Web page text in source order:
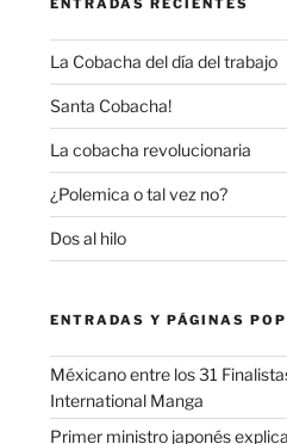
ENTRADAS RECIENTES
La Cobacha del día del trabajo
Santa Cobacha!
La cobacha revolucionaria
¿Polemica o tal vez no?
Dos al hilo
ENTRADAS Y PÁGINAS
Méxicano entre los 31
International Manga
Primer ministro japonés